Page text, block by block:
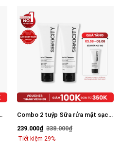
Combo 2 tuýp Sữa rửa mặt sạch
239.000₫ 338.000₫
Tiết kiệm 29%